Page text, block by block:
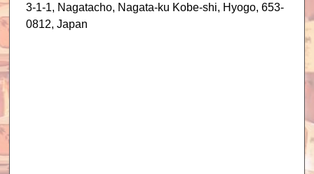
3-1-1, Nagatacho, Nagata-ku Kobe-shi, Hyogo, 653-
0812, Japan